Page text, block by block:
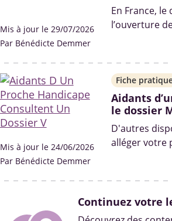
Mis à jour le 29/07/2026
Par Bénédicte Demmer
En France,
l’ouverture
solutions ?
Mis à jour le 24/06/2026
Par Bénédicte Demmer
Fiche
Aidants
le dossier
D'autres
alléger votre
Continuez votre